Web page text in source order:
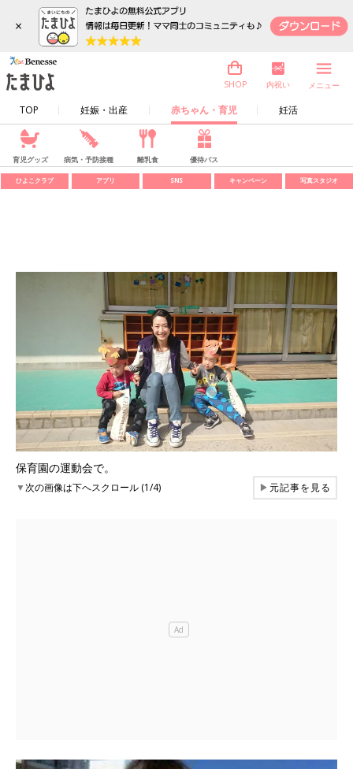
×
TOP 妊娠・出産 赤ちゃん・育児 妊活
SHOP 内祝い メニュー
育児グッズ 病気・予防接種 離乳食 優待パス
ひよこクラブ アプリ SNS キャンペーン 写真スタジオ
保育園の運動会で。
▼次の画像は下へスクロール (1/4) ▶元記事を見る